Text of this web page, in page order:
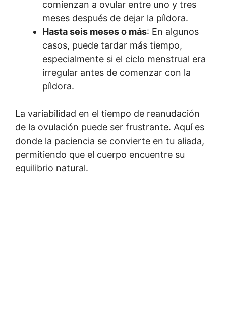
comienzan a ovular entre uno y tres
meses después de dejar la píldora.
Hasta seis meses o más: En algunos
casos, puede tardar más tiempo,
especialmente si el ciclo menstrual era
irregular antes de comenzar con la
píldora.
La variabilidad en el tiempo de reanudación
de la ovulación puede ser frustrante. Aquí es
donde la paciencia se convierte en tu aliada,
permitiendo que el cuerpo encuentre su
equilibrio natural.